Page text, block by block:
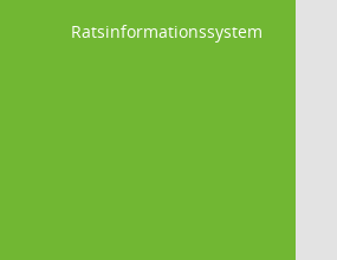
Ratsinformationssystem